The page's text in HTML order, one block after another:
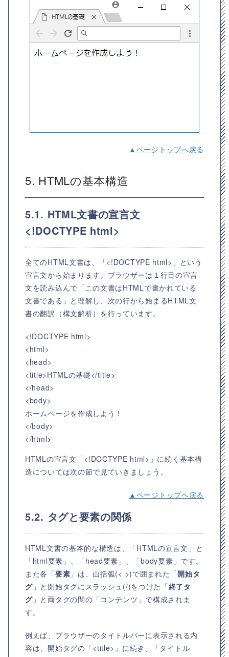
▲ページトップへ戻る
5. HTMLの基本構造
5.1. HTML文書の宣言文
<!DOCTYPE html>
全てのHTML文書は、「<!DOCTYPE html>」という
宣言文から始まります。ブラウザーは１行目の宣言
文を読み込んで「この文書はHTMLで書かれている
文書である」と理解し、次の行から始まるHTML文
書の翻訳（構文解析）を行っています。
<!DOCTYPE html>
<html>
<head>
<title>HTMLの基礎</title>
</head>
<body>
ホームページを作成しよう！
</body>
</html>
HTMLの宣言文「<!DOCTYPE html>」に続く基本構
造については次の節で見ていきましょう。
▲ページトップへ戻る
5.2. タグと要素の関係
HTML文書の基本的な構造は、「HTMLの宣言文」と
「html要素」、「head要素」、「body要素」です。
また各「要素 」は、山括弧(< >)で囲まれた「開始タ
グ」と開始タグにスラッシュ(/)をつけた「終了タ
グ」と両タグの間の「コンテンツ」で構成されま
す。
例えば、ブラウザーのタイトルバーに表示される内
容は、開始タグの「<title>」に続き、「タイトル